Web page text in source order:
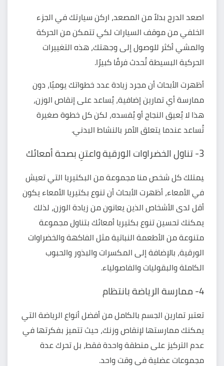
اصعد الدرج بدلاً من المصعد، اركن سيارتك في الجزء
الخلفي من موقف السيارات لكي تتمكن من الحركة
والمشي أكثر للوصول إلى وجهتك، هذه التغييرات
الحركية البسيطة تُحدث فرقًا كبيرًا.
أظهرت الأبحاث أن مجرد زيادة عدد خطواتك يوميًا، دون
ممارسة أي تمارين إضافية، يُساعد على إنقاص الوزن،
هذا لا يُعيق النجاح أو يُفسده، لكن كل خطوة صغيرة
تُساعد عندما يتعلق الأمر بالنشاط البدني.
3- تناول الخضراوات الورقية واعتنِ بصحة أمعائك
‍يمتلك كل شخص منا مجموعة من البكتيريا التي تعيش
في الأمعاء، أظهرت الأبحاث أن تنوع بكتيريا الأمعاء يكون
أقل لدى الأشخاص الذين يعانون من زيادة الوزن، لذلك
يمكنك تحسين تنوع بكتيريا أمعائك بتناول مجموعة
متنوعة من الأطعمة النباتية مثل الفاكهة والخضراوات
الورقية، بالإضافة إلى المكسرات والبذور والحبوب
الكاملة والبقوليات والفاصولياء.
4- ممارسة الرياضة بانتظام
تعتبر تمارين الجسم بالكامل من أفضل أنواع الرياضة التي
يمكنك ممارستها لإنقاص وزنك، حيث تتميز بفكرتها في
عدم التركيز على منطقة واحدة فقط، بل تحرك عدة
مجموعات عضلية في وقت واحد.